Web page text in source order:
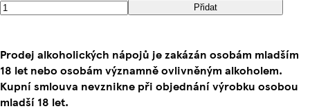
Přidat
Prodej alkoholických nápojů je zakázán osobám mladším
18 let nebo osobám významně ovlivněným alkoholem.
Kupní smlouva nevznikne při objednání výrobku osobou
mladší 18 let.